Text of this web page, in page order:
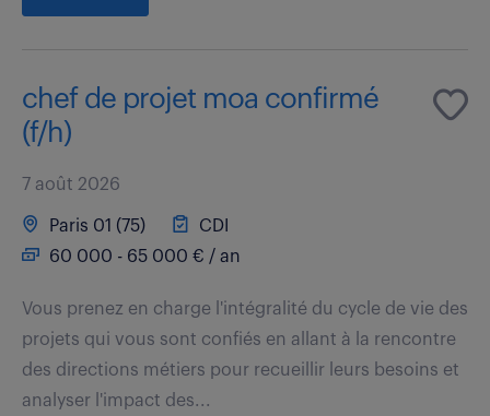
chef de projet moa confirmé
(f/h)
7 août 2026
Paris 01 (75)
CDI
60 000 - 65 000 € / an
Vous prenez en charge l'intégralité du cycle de vie des
projets qui vous sont confiés en allant à la rencontre
des directions métiers pour recueillir leurs besoins et
analyser l'impact des...